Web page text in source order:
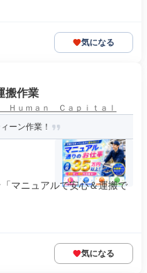
気になる
搬作業
Ｈｕｍａｎ Ｃａｐｉｔａｌ
ーン作業！
マニュアルで安心＆運搬で
気になる